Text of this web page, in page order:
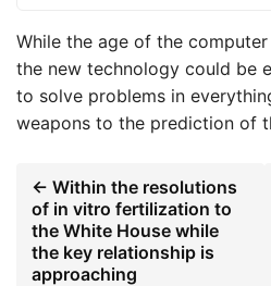
While the age of the
the new technology could be
to solve problems in
weapons to the prediction of
← Within the resolutions
of in vitro fertilization to
the White House while
the key relationship is
approaching